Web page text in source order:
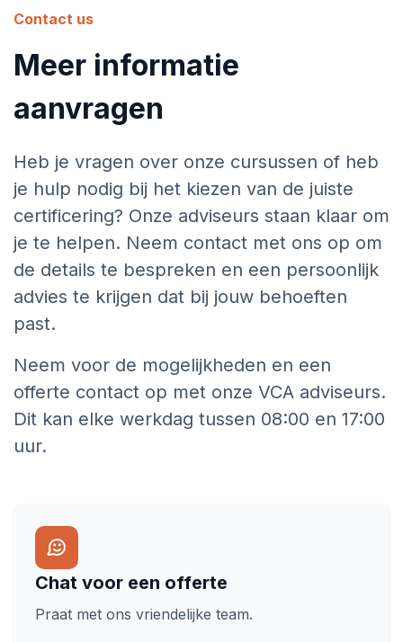
Contact us
Meer informatie
aanvragen
Heb je vragen over onze cursussen of heb
je hulp nodig bij het kiezen van de juiste
certificering? Onze adviseurs staan klaar om
je te helpen. Neem contact met ons op om
de details te bespreken en een persoonlijk
advies te krijgen dat bij jouw behoeften
past.
Neem voor de mogelijkheden en een
offerte contact op met onze VCA adviseurs.
Dit kan elke werkdag tussen 08:00 en 17:00
uur.
Chat voor een offerte
Praat met ons vriendelijke team.